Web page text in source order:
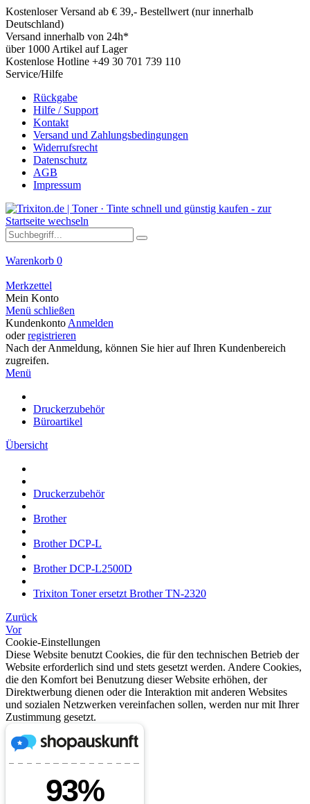
Kostenloser Versand ab € 39,- Bestellwert (nur innerhalb
Deutschland)
Versand innerhalb von 24h*
über 1000 Artikel auf Lager
Kostenlose Hotline +49 30 701 739 110
Service/Hilfe
Rückgabe
Hilfe / Support
Kontakt
Versand und Zahlungsbedingungen
Widerrufsrecht
Datenschutz
AGB
Impressum
Warenkorb 0
Merkzettel
Mein Konto
Menü schließen
Kundenkonto Anmelden
oderregistrieren
Nach der Anmeldung, können Sie hier auf Ihren Kundenbereich
zugreifen.
Menü
Druckerzubehör
Büroartikel
Übersicht
Druckerzubehör
Brother
Brother DCP-L
Brother DCP-L2500D
Trixiton Toner ersetzt Brother TN-2320
Zurück
Vor
Cookie-Einstellungen
Diese Website benutzt Cookies, die für den technischen Betrieb der
Website erforderlich sind und stets gesetzt werden. Andere Cookies,
die den Komfort bei Benutzung dieser Website erhöhen, der
Direktwerbung dienen oder die Interaktion mit anderen Websites
und sozialen Netzwerken vereinfachen sollen, werden nur mit Ihrer
Zustimmung gesetzt.